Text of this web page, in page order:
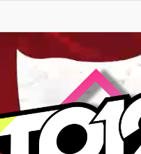
關於TP12